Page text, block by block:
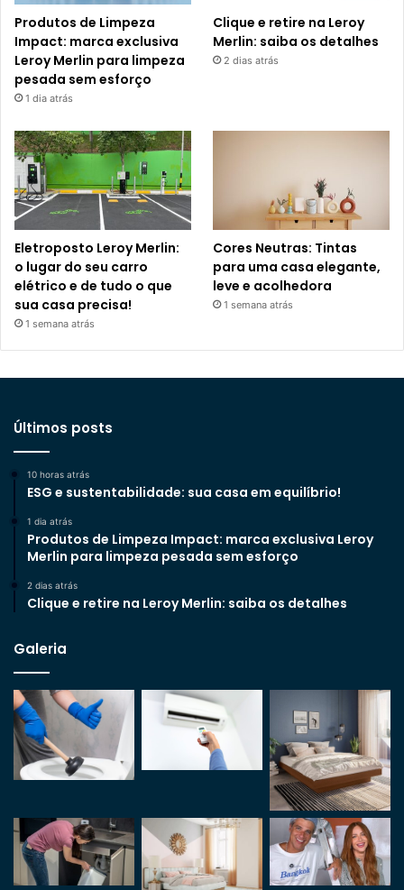
Produtos de Limpeza
Impact: marca exclusiva
Leroy Merlin para limpeza
pesada sem esforço
1 dia atrás
Clique e retire na Leroy
Merlin: saiba os detalhes
2 dias atrás
Eletroposto Leroy Merlin:
o lugar do seu carro
elétrico e de tudo o que
sua casa precisa!
1 semana atrás
Cores Neutras: Tintas
para uma casa elegante,
leve e acolhedora
1 semana atrás
Últimos posts
10 horas atrás
ESG e sustentabilidade: sua casa em equilíbrio!
1 dia atrás
Produtos de Limpeza Impact: marca exclusiva Leroy
Merlin para limpeza pesada sem esforço
2 dias atrás
Clique e retire na Leroy Merlin: saiba os detalhes
Galeria